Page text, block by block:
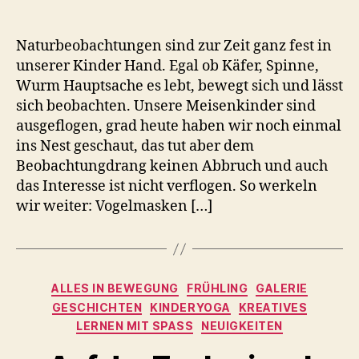
Naturbeobachtungen sind zur Zeit ganz fest in
unserer Kinder Hand. Egal ob Käfer, Spinne,
Wurm Hauptsache es lebt, bewegt sich und lässt
sich beobachten. Unsere Meisenkinder sind
ausgeflogen, grad heute haben wir noch einmal
ins Nest geschaut, das tut aber dem
Beobachtungdrang keinen Abbruch und auch
das Interesse ist nicht verflogen. So werkeln
wir weiter: Vogelmasken […]
Kategorien
ALLES IN BEWEGUNG FRÜHLING
GALERIE
GESCHICHTEN
KINDERYOGA
KREATIVES
LERNEN MIT SPASS
NEUIGKEITEN
V